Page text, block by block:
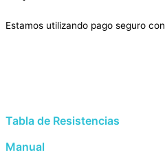
Estamos utilizando pago seguro con
Tabla de Resistencias
Manual